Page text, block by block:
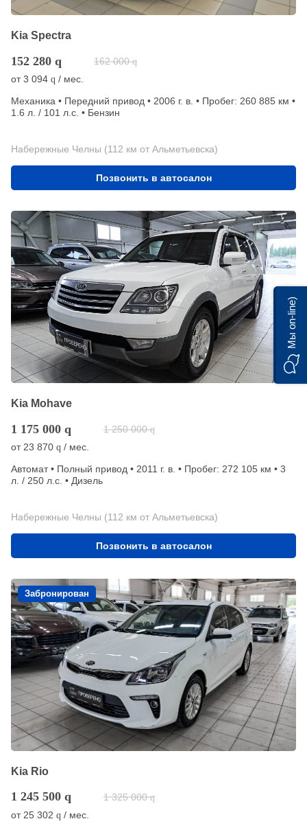
Kia Spectra
152 280 q 162 000 q
от3 094 q / мес.
Механика • Передний привод • 2006 г. в. • Пробег: 260 885 км •
1.6 л. / 101 л.с. • Бензин
Набережные Челны (112 км от Альметьевска)
Позвонить в автосалон
Kia Mohave
1 175 000 q 1 250 000 q
от 23 870 q / мес.
Автомат • Полный привод • 2011 г. в. • Пробег: 272 105 км • 3
л. / 250 л.с. • Дизель
Набережные Челны (112 км от Альметьевска)
Позвонить в автосалон
Забронирован
Kia Rio
1 245 500 q 1 325 000 q
от 25 302 q / мес.
Мы on-line)